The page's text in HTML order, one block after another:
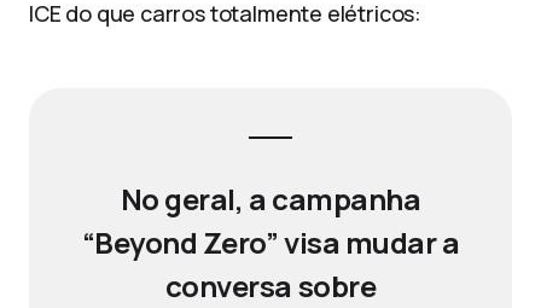
ICE do que carros totalmente elétricos:
No geral, a campanha
“Beyond Zero” visa mudar a
conversa sobre